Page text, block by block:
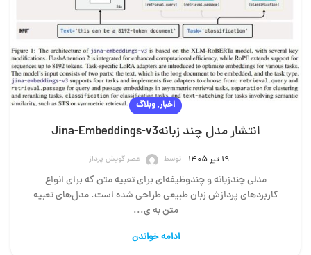
اخبار,وبلاگ
انتشار مدل چند زبانهJina-Embeddings-v3
۱۹ تیر ۱۴۰۵ توسط عصر گویش پرداز
مدلی چندزبانه و چندوظیفه‌ای برای تعبیه متن که برای انواع
کاربردهای پردازش زبان طبیعی طراحی شده است. مدل‌های تعبیه
متن به ی...
ادامه خواندن